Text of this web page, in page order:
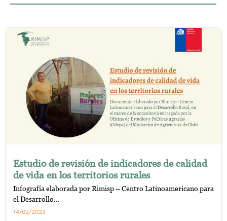
Estudio de revisión de indicadores de calidad
de vida en los territorios rurales
Infografía elaborada por Rimisp – Centro Latinoamericano para
el Desarrollo...
14/02/2023